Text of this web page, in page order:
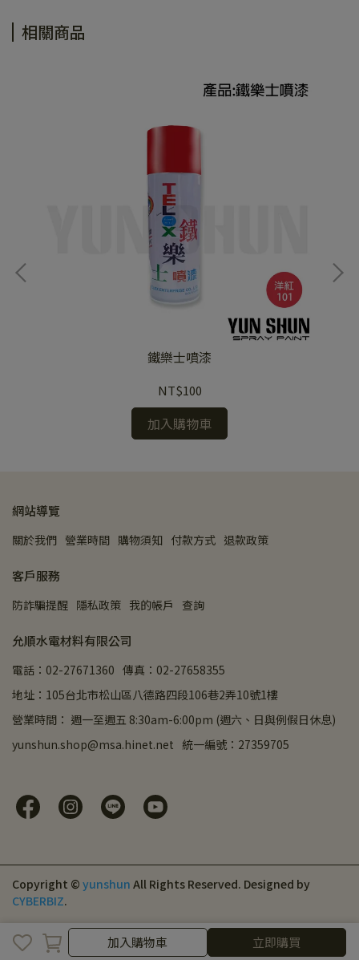
加入購物車 立即購買
相關商品
鐵樂士噴漆
NT$100
加入購物車
網站導覽
關於我們 營業時間 購物須知 付款方式 退款政策
客戶服務
防詐騙提醒 隱私政策 我的帳戶 查詢
允順水電材料有限公司
電話：02-27671360 傳真：02-27658355
地址：105台北市松山區八德路四段106巷2弄10號1樓
營業時間： 週一至週五 8:30am-6:00pm (週六、日與例假日休息)
yunshun.shop@msa.hinet.net 統一編號：27359705
Copyright © yunshun All Rights Reserved. Designed by
CYBERBIZ.